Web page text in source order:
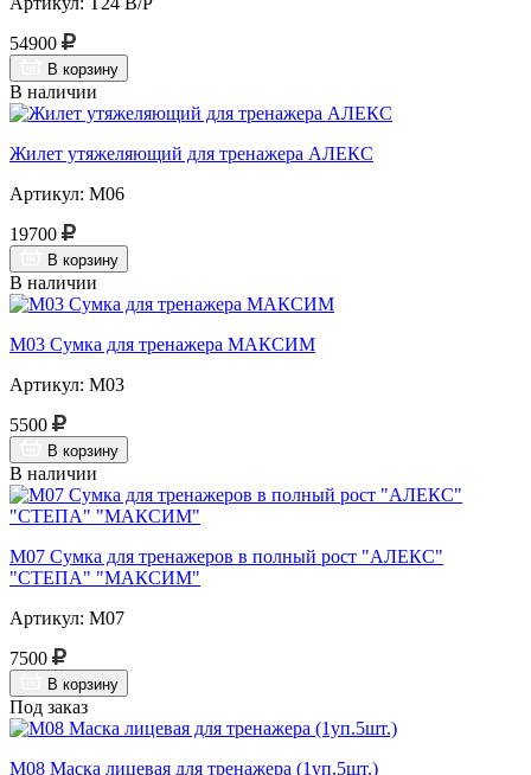
54900
В корзину
В наличии
Жилет утяжеляющий для тренажера АЛЕКС
Артикул: М06
19700
В корзину
В наличии
М03 Сумка для тренажера МАКСИМ
Артикул: М03
5500
В корзину
В наличии
М07 Сумка для тренажеров в полный рост "АЛЕКС"
"СТЕПА" "МАКСИМ"
Артикул: М07
7500
В корзину
Под заказ
М08 Маска лицевая для тренажера (1уп.5шт.)